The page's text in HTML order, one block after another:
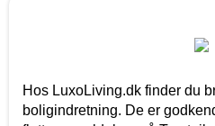
Hos LuxoLiving.dk finder du
boligindretning. De er